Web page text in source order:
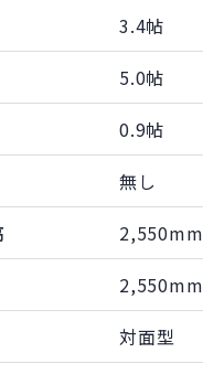
3.4帖
5.0帖
0.9帖
無し
2,550mm
2,550mm
対面型